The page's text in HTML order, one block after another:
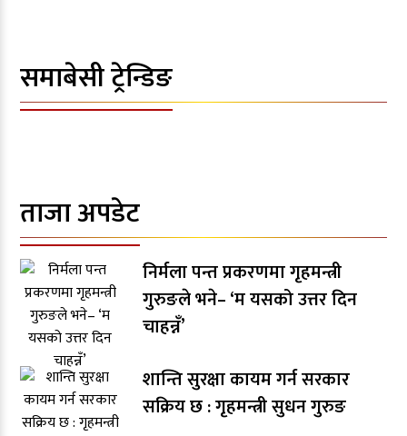
समाबेसी ट्रेन्डिङ
ताजा अपडेट
निर्मला पन्त प्रकरणमा गृहमन्त्री
गुरुङले भने– ‘म यसको उत्तर दिन
चाहन्नँ’
शान्ति सुरक्षा कायम गर्न सरकार
सक्रिय छ : गृहमन्त्री सुधन गुरुङ